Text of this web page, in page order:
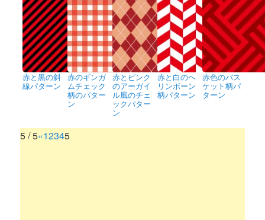
赤と黒の斜
線パターン
赤のギンガ
ムチェック
柄のパター
ン
赤とピンク
のアーガイ
ル風のチェ
ックパター
ン
赤と白のヘ
リンボーン
柄パターン
赤色のバス
ケット柄パ
ターン
5 / 5«12345